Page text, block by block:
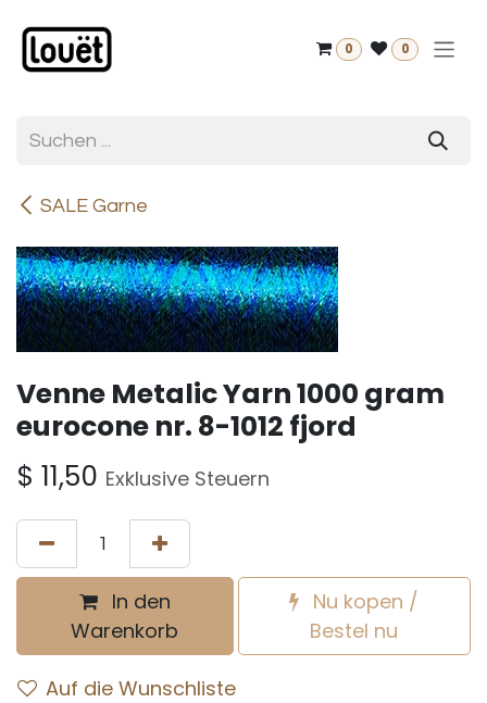
0 0
SALE Garne
Venne Metalic Yarn 1000 gram
eurocone nr. 8-1012 fjord
$ 11,50 Exklusive Steuern
In den
Warenkorb
Nu kopen /
Bestel nu
Auf die Wunschliste